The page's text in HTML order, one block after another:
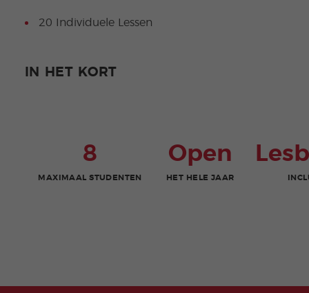
20 Individuele Lessen
IN HET KORT
8
MAXIMAAL STUDENTEN
Open
HET HELE JAAR